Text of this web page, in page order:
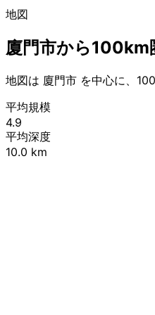
地図
廈門市から100km
地図は 廈門市 を中心に、
平均規模
4.9
平均深度
10.0 km